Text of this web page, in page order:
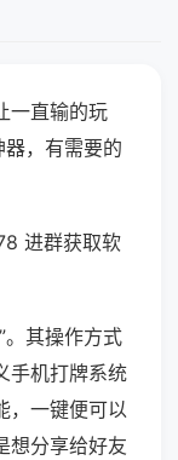
一直输的玩
器，有需要的
进群获取软
。其操作方式
手机打牌系统
，一键便可以
想分享给好友